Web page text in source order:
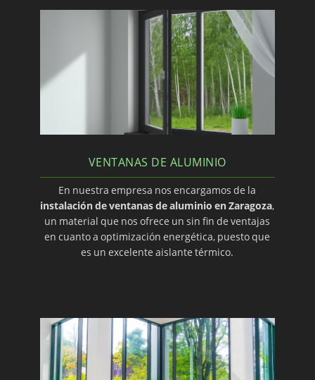
VENTANAS DE ALUMINIO
En nuestra empresa nos encargamos de la
instalación de ventanas de aluminio en Zaragoza,
un material que nos ofrece un sin fin de ventajas
en cuanto a optimización energética, puesto que
es un excelente aislante térmico.